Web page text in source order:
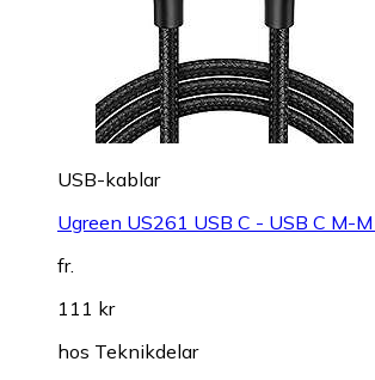
USB-kablar
Ugreen US261 USB C - USB C M-
fr.
111 kr
hos Teknikdelar